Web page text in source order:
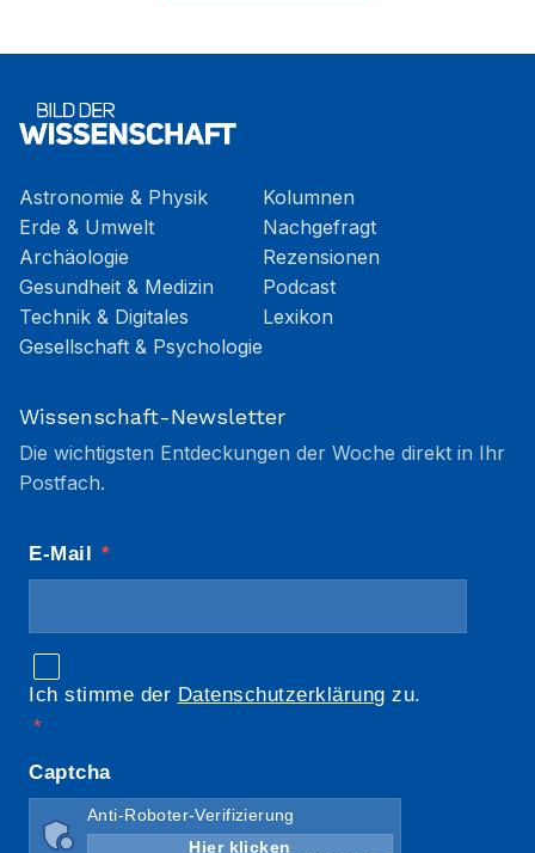
Astronomie & Physik
Erde & Umwelt
Archäologie
Gesundheit & Medizin
Technik & Digitales
Gesellschaft & Psychologie
Kolumnen
Nachgefragt
Rezensionen
Podcast
Lexikon
Wissenschaft-Newsletter
Die wichtigsten Entdeckungen der Woche direkt in Ihr
Postfach.